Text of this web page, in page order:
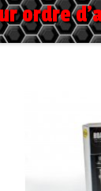
ordre